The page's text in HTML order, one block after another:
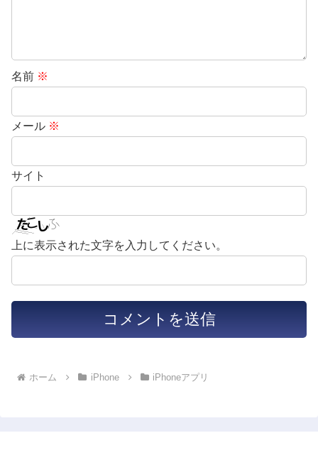
名前 ※
メール ※
サイト
上に表示された文字を入力してください。
ホーム iPhone iPhoneアプリ